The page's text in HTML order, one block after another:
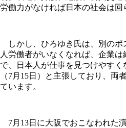
労働力がなければ日本の社会は回
しかし、ひろゆき氏は、別のポ
人労働者がいなくなれば、企業
で、日本人が仕事を見つけやすく
（7月15日）と主張しており、両
ています。
7月13日に大阪でおこなわれた